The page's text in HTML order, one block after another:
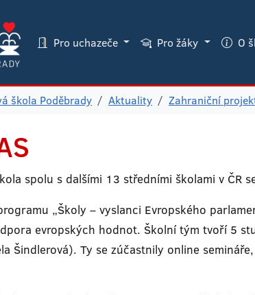
Pro uchazeče Pro žáky O
škola Poděbrady Aktuality Zahraniční
spolu s dalšími 13 středními školami v ČR
„Školy – vyslanci Evropského
evropských hodnot. Školní tým tvoří 5
Šindlerová). Ty se zúčastnily online